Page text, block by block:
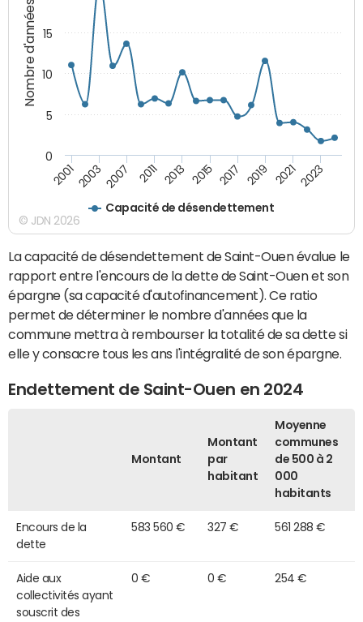
Nombre d'années
Capacité de désendettement
20012003 2007 2011 2013 2015 2017 2019 2021 2023
0
5
10
15
© JDN 2026
La capacité de désendettement de Saint-Ouen évalue le
rapport entre l'encours de la dette de Saint-Ouen et son
épargne (sa capacité d'autofinancement). Ce ratio
permet de déterminer le nombre d'années que la
commune mettra à rembourser la totalité de sa dette si
elle y consacre tous les ans l'intégralité de son épargne.
Endettement de Saint-Ouen en 2024
Montant
Montant
par
habitant
Moyenne
communes
de 500 à 2
000
habitants
Encours de la
dette
583 560 € 327 € 561 288 €
Aide aux
collectivités ayant
souscrit des
0 € 0 € 254 €